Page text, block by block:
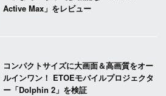
Active Max」をレビュー
コンパクトサイズに大画面＆高画質をオー
ルインワン！ ETOEモバイルプロジェクタ
ー「Dolphin 2」を検証